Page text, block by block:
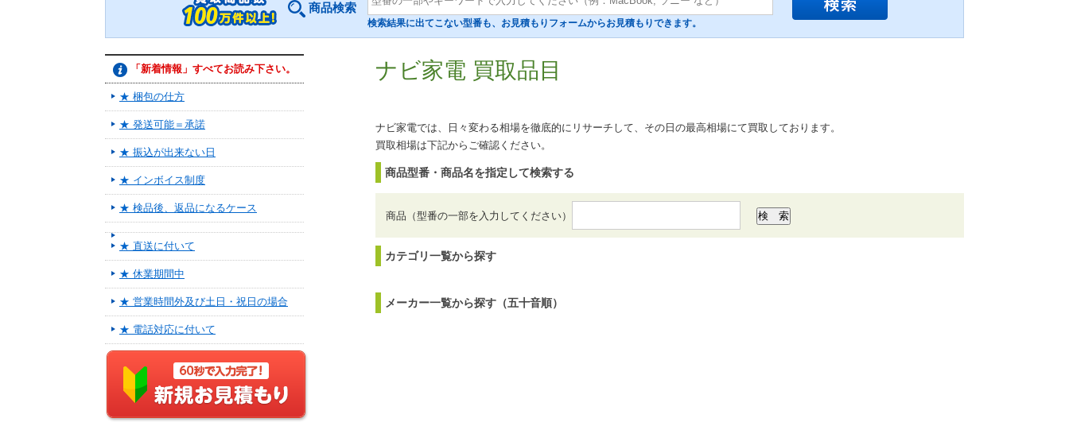
商品検索
検索結果に出てこない型番も、お見積もりフォームからお見積もりできます。
ナビ家電 買取品目
ナビ家電では、日々変わる相場を徹底的にリサーチして、その日の最高相場にて買取しております。
買取相場は下記からご確認ください。
商品型番・商品名を指定して検索する
商品（型番の一部を入力してください）
カテゴリ一覧から探す
メーカー一覧から探す（五十音順）
「新着情報」すべてお読み下さい。
★ 梱包の仕方
★ 発送可能＝承諾
★ 振込が出来ない日
★ インボイス制度
★ 検品後、返品になるケース
★ 直送に付いて
★ 休業期間中
★ 営業時間外及び土日・祝日の場合
★ 電話対応に付いて